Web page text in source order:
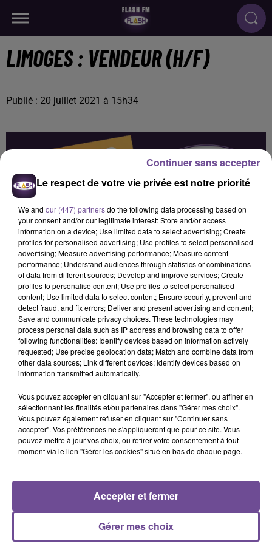
LIMOGES : VENDEUR (H/F)
Publié : 20 juillet 2021 à 15h34
Au sein d’une grande enseigne vous assurerez l’accueil, le
conseil et la vente clients dans le cadre d’objectifs
quantitatifs et qualitatifs fixés. Vous contribuerez à la
gestion du rayon : qualité de l’exposition, lisibilité et clarté de
présentation conformément à la politique du magasin. Vous
participerez aux actions de suivi de la concurrence. Une
formation aux produits permettra d’être pleinement
opérationnel.
Référence de l’offre Pôle Emploi : 8258629
ACCUEIL RADIO ACTUS PODCAST
Le respect de votre vie privée est notre priorité
We and our (447) partnersdo the following data processing based on
your consent and/or our legitimate interest: Store and/or access
information on a device; Use limited data to select advertising; Create
profiles for personalised advertising; Use profiles to select personalised
advertising; Measure advertising performance; Measure content
performance; Understand audiences through statistics or combinations
of data from different sources; Develop and improve services; Create
profiles to personalise content; Use profiles to select personalised
content; Use limited data to select content; Ensure security, prevent and
detect fraud, and fix errors; Deliver and present advertising and content;
Save and communicate privacy choices. These technologies may
process personal data such as IP address and browsing data to offer
following functionalities: Identify devices based on information actively
requested; Use precise geolocation data; Match and combine data from
other data sources; Link different devices; Identify devices based on
information transmitted automatically.
Vous pouvez accepter en cliquant sur "Accepter et fermer", ou affiner en
sélectionnant les finalités et/ou partenaires dans "Gérer mes choix".
Vous pouvez également refuser en cliquant sur "Continuer sans
accepter". Vos préférences ne s'appliqueront que pour ce site. Vous
pouvez mettre à jour vos choix, ou retirer votre consentement à tout
moment via le lien "Gérer les cookies" situé en bas de chaque page.
Gérer mes choix
Accepter et fermer
Continuer sans accepter